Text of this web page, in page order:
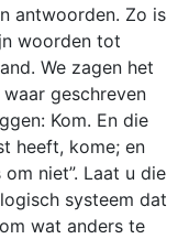
antwoorden. Zo is
woorden tot
We zagen het
geschreven
Kom. En die
heeft, kome; en
niet”. Laat u die
systeem dat
wat anders te